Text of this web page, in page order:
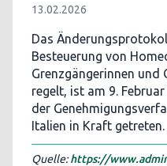
13.02.2026
Das
Besteuerung von
Grenzgängerinnen und
regelt, ist am 9.
der
Italien in Kraft getreten.
Quelle:https://www.admin.ch/